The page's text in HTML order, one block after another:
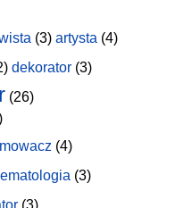
(3) artysta (4)
dekorator (3)
(26)
(4)
(3)
(3)